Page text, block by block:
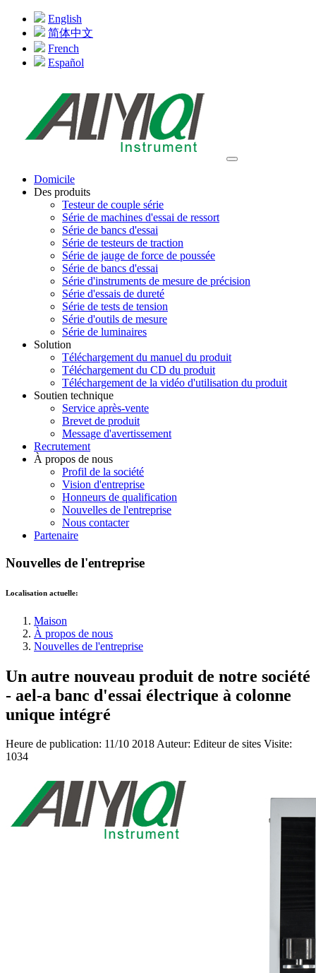
English
简体中文
French
Español
Domicile
Des produits
Testeur de couple série
Série de machines d'essai de ressort
Série de bancs d'essai
Série de testeurs de traction
Série de jauge de force de poussée
Série de bancs d'essai
Série d'instruments de mesure de précision
Série d'essais de dureté
Série de tests de tension
Série d'outils de mesure
Série de luminaires
Solution
Téléchargement du manuel du produit
Téléchargement du CD du produit
Téléchargement de la vidéo d'utilisation du produit
Soutien technique
Service après-vente
Brevet de produit
Message d'avertissement
Recrutement
À propos de nous
Profil de la société
Vision d'entreprise
Honneurs de qualification
Nouvelles de l'entreprise
Nous contacter
Partenaire
Nouvelles de l'entreprise
Localisation actuelle:
Maison
À propos de nous
Nouvelles de l'entreprise
Un autre nouveau produit de notre société
- ael-a banc d'essai électrique à colonne
unique intégré
Heure de publication: 11/10 2018Auteur: Editeur de sites Visite:
1034